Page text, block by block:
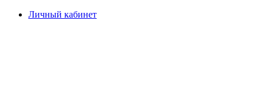
Личный кабинет